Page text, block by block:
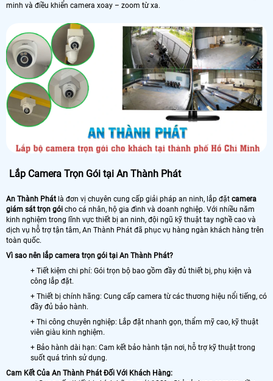
minh và điều khiển camera xoay – zoom từ xa.
Lắp Camera Trọn Gói tại An Thành Phát
An Thành Phát là đơn vị chuyên cung cấp giải pháp an ninh, lắp đặt camera
giám sát trọn gói cho cá nhân, hộ gia đình và doanh nghiệp. Với nhiều năm
kinh nghiệm trong lĩnh vực thiết bị an ninh, đội ngũ kỹ thuật tay nghề cao và
dịch vụ hỗ trợ tận tâm, An Thành Phát đã phục vụ hàng ngàn khách hàng trên
toàn quốc.
Vì sao nên lắp camera trọn gói tại An Thành Phát?
+ Tiết kiệm chi phí: Gói trọn bộ bao gồm đầy đủ thiết bị, phụ kiện và
công lắp đặt.
+ Thiết bị chính hãng: Cung cấp camera từ các thương hiệu nổi tiếng, có
đầy đủ bảo hành.
+ Thi công chuyên nghiệp: Lắp đặt nhanh gọn, thẩm mỹ cao, kỹ thuật
viên giàu kinh nghiệm.
+ Bảo hành dài hạn: Cam kết bảo hành tận nơi, hỗ trợ kỹ thuật trong
suốt quá trình sử dụng.
Cam Kết Của An Thành Phát Đối Với Khách Hàng: